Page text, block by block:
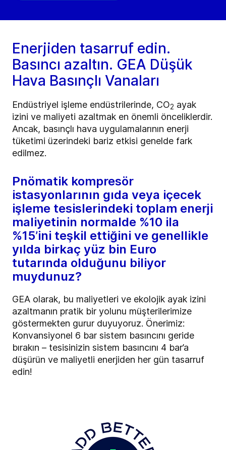
Enerjiden tasarruf edin.
Basıncı azaltın. GEA Düşük
Hava Basınçlı Vanaları
Endüstriyel işleme endüstrilerinde, CO2 ayak
izini ve maliyeti azaltmak en önemli önceliklerdir.
Ancak, basınçlı hava uygulamalarının enerji
tüketimi üzerindeki bariz etkisi genelde fark
edilmez.
Pnömatik kompresör
istasyonlarının gıda veya içecek
işleme tesislerindeki toplam enerji
maliyetinin normalde %10 ila
%15’ini teşkil ettiğini ve genellikle
yılda birkaç yüz bin Euro
tutarında olduğunu biliyor
muydunuz?
GEA olarak, bu maliyetleri ve ekolojik ayak izini
azaltmanın pratik bir yolunu müşterilerimize
göstermekten gurur duyuyoruz. Önerimiz:
Konvansiyonel 6 bar sistem basıncını geride
bırakın – tesisinizin sistem basıncını 4 bar’a
düşürün ve maliyetli enerjiden her gün tasarruf
edin!